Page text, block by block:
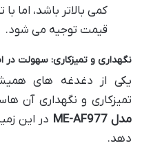
کمی بالاتر باشد، اما
قیمت توجیه می شود.
نگهداری و تمیزکاری: سهولت در
یکی از دغدغه های
تمیزکاری و نگهداری آن
مدل ME-AF977
در این
دهد.